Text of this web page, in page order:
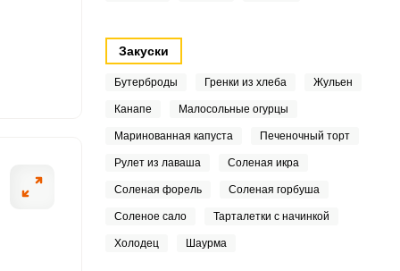
Закуски
Бутерброды Гренки из хлеба Жульен
Канапе Малосольные огурцы
Маринованная капуста Печеночный торт
Рулет из лаваша Соленая икра
Соленая форель Соленая горбуша
Соленое сало Тарталетки с начинкой
Холодец Шаурма
кабачков. Их
их от кожуры
только промыть
моркови по-